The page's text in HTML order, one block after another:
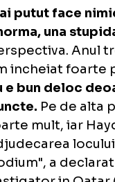
prima pozitie.
cand o
"In cel de-al
mai putut
enorma, una
perspectiva.
am incheiat
nu e bun